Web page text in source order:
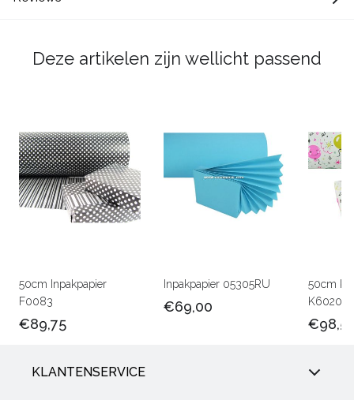
Deze artikelen zijn wellicht passend
50cm Inpakpapier
F0083
€89,75
Inpakpapier 05305RU
€69,00
50cm
K602047
KLANTENSERVICE